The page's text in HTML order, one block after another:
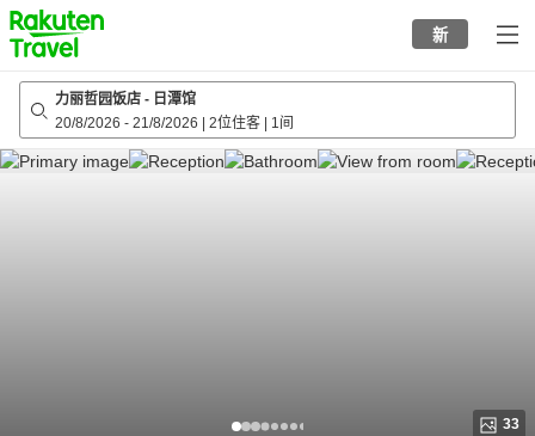
to
top
page
新
力丽哲园饭店 - 日潭馆
20/8/2026 - 21/8/2026 2位住客 1间
33